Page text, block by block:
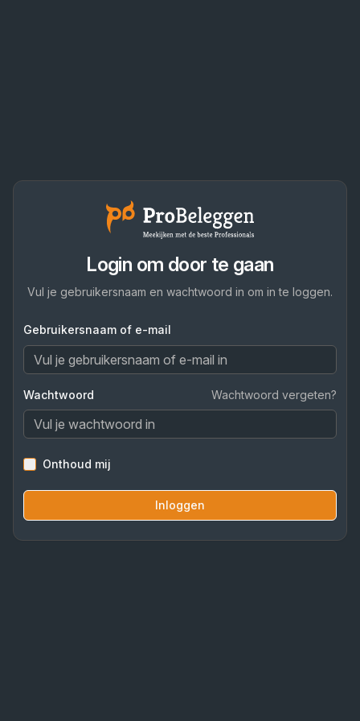
Login om door te gaan
Vul je gebruikersnaam en wachtwoord in om in te loggen.
Gebruikersnaam of e-mail
Wachtwoord Wachtwoord vergeten?
Onthoud mij
Inloggen